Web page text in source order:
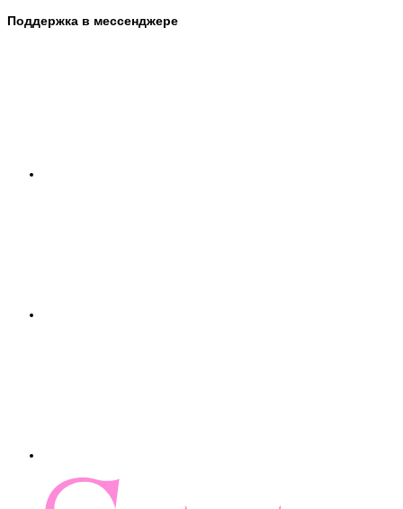
Поддержка в мессенджере